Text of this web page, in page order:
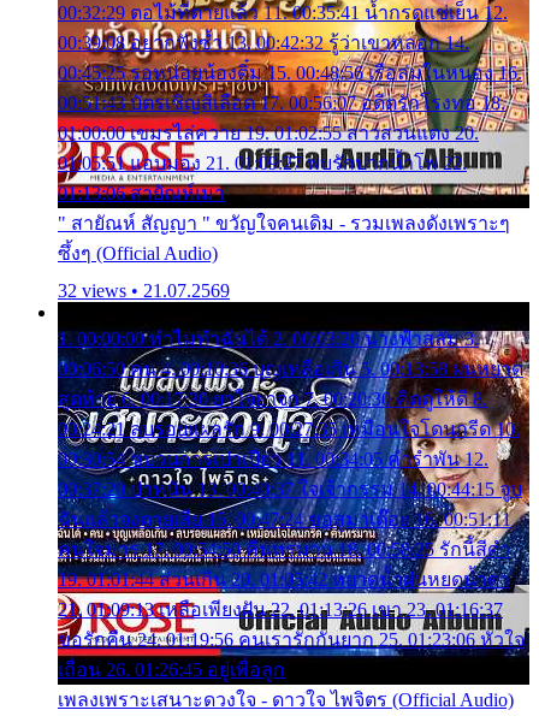
00:32:29 ตอไม้ที่ตายแล้ว 11. 00:35:41 น้ำกรดแช่เย็น 12.
00:39:08 อยากฟังซ้ำ 13. 00:42:32 รู้ว่าเขาหลอก 14.
00:45:25 รอหน่อยน้องติ๋ม 15. 00:48:56 เรือล่มในหนอง 16.
00:51:43 บัตรเชิญสีเลือด 17. 00:56:07 อดีตรักโรงทอ 18.
01:00:00 เขมรไล่ควาย 19. 01:02:55 สาวสวนแตง 20.
01:05:51 แอบมอง 21. 01:09:27 พบรักปากน้ำโพ 22.
01:13:06 สายัณห์เมา
" สายัณห์ สัญญา " ขวัญใจคนเดิม - รวมเพลงดังเพราะๆ
ซึ้งๆ (Official Audio)
32 views • 21.07.2569
1. 00:00:00 ทำไมทำฉันได้ 2. 00:03:20 นางฟ้าสลัม 3.
00:06:50 คน 4. 00:10:36 บุญเหลือเกิน 5. 00:13:58 ฝนหยาด
สุดท้าย 6. 00:17:30 ยาใจยาจก 7. 00:20:30 คิดดูให้ดี 8.
00:24:21 ลบรอยแผลรัก 9. 00:27:35 เหมือนใจโดนกรีด 10.
00:30:54 ขบวนการเปาเปียว 11. 00:34:05 คำรำพัน 12.
00:37:20 ปาหนัน 13. 00:40:37 ใจเจ้ากรรม 14. 00:44:15 จูบ
ฉันแล้วจงตายเสีย 15. 00:47:24 ขอสูมาเต๊อะ 16. 00:51:11
คนใจมาร 17. 00:54:50 คืนทรมาน 18. 00:58:25 รักนี้สีดำ
19. 01:01:44 ส่วนเกิน 20. 01:05:42 หยาดน้ำฝนหยดน้ำตา
21. 01:09:13 เหลือเพียงฝัน 22. 01:13:26 เขา 23. 01:16:37
ขอรักคืน 24. 01:19:56 คนเรารักกันยาก 25. 01:23:06 หัวใจ
เถื่อน 26. 01:26:45 อยู่เพื่อลูก
เพลงเพราะเสนาะดวงใจ - ดาวใจ ไพจิตร (Official Audio)